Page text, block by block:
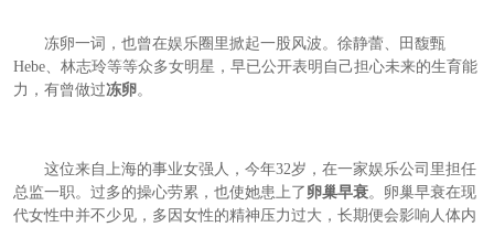
冻卵一词，也曾在娱乐圈里掀起一股风波。徐静蕾、田馥甄
Hebe、林志玲等等众多女明星，早已公开表明自己担心未来的生育能
力，有曾做过冻卵。
这位来自上海的事业女强人，今年32岁，在一家娱乐公司里担任
总监一职。过多的操心劳累，也使她患上了 卵巢早衰。卵巢早衰在现
代女性中并不少见，多因女性的精神压力过大，长期便会影响人体内